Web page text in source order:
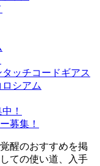
タッチコードギアス
シアム
！
募集！
醒のおすすめを掲
ての使い道、入手